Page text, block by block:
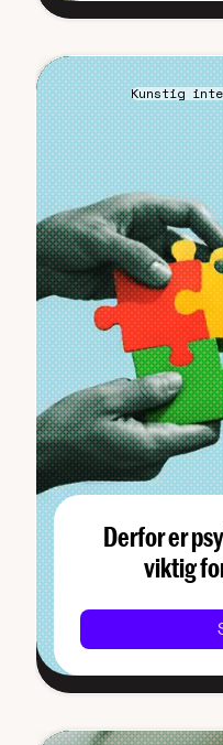
Kunstig
Derfor er
viktig